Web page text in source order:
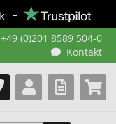
+49 (0)201 8589 504-0
Kontakt